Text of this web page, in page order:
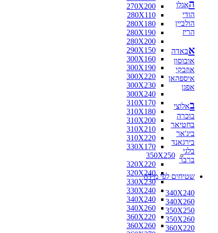
270X200
280X110
280X180
280X190
280X200
290X150
300X160
300X190
300X220
300X230
300X240
310X170
310X180
310X200
310X210
310X220
330X170
350X250
320X220
320X240
330X230
330X240
340X240
340X260
360X220
360X260
האגלו
הודי
הולביין
הריז
אבאדה
אובוסון
אוזבקי
איספהאן
אפגן
באלוצי
בוכרה
בחטיאר
ביג'אר
בירגאנד
בלגי
ברבר
שטיחים לפי מידה
340X240
340X260
350X250
350X260
360X220